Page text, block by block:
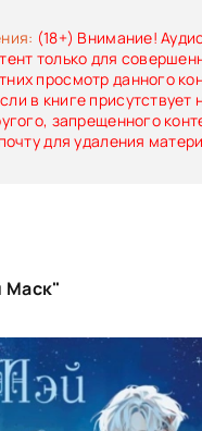
однако обе книги
самостоятельна.
(18+) Внимание!
только для
просмотр данного
в книге присутствует
запрещенного
для удаления
Маск"